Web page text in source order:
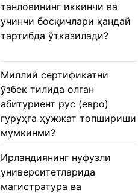
танловининг иккинчи ва
учинчи босқичлари қандай
тартибда ўтказилади?
Миллий сертификатни
ўзбек тилида олган
абитуриент рус (евро)
гуруҳга ҳужжат топшириши
мумкинми?
Ирландиянинг нуфузли
университетларида
магистратура ва